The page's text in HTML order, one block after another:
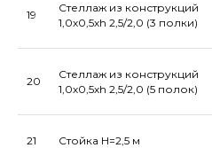
19
Стеллаж из конструкций
1,0х0,5хh 2,5/2,0 (3 полки)
20
Стеллаж из конструкций
1,0х0,5хh 2,5/2,0 (5 полок)
21 Стойка H=2,5 м